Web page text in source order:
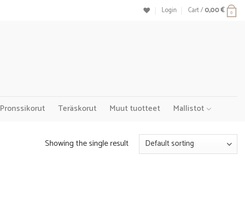
Login Cart /0,00€ 0
Pronssikorut Teräskorut Muut tuotteet Mallistot
Showing the single result